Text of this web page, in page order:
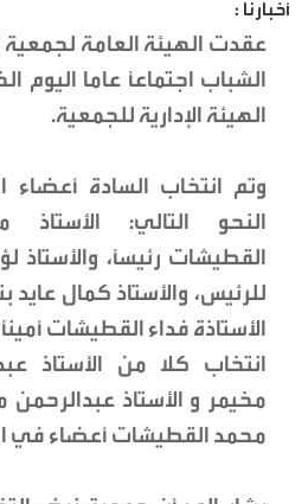
أخبارنا :
عقدت الهيئة العامة لجمعية
الشباب اجتماعاً عاما اليوم
الهيئة الإدارية للجمعية.
وتم انتخاب السادة أعضاء
النحو التالي: الأستاذ
القطيشات رئيساً، والأستاذ
للرئيس، والأستاذ كمال
الأستاذة فداء القطيشات
انتخاب كلا من الأستاذ
مخيمر و الأستاذ عبدالرحمن
محمد القطيشات أعضاء في